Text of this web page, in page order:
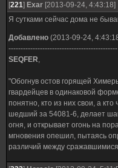
[221] Exar [2013-09-24, 4:43:18]
Я сутками сейчас дома не
Добавлено (2013-09-24,
---------------------------------------------
SEQFER,
"Обогнув остов горящей
гвардейцев в одинаковой
понятно, кто из них свои, а кто
шедший за 54081-6, делает
огня, и открывает огонь на
мгновения опешил, пытаясь
различий между